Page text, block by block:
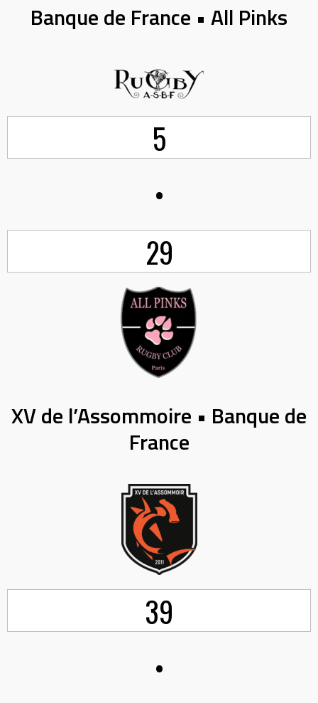
Banque de France • All Pinks
5
•
29
XV de l’Assommoire • Banque de
France
39
•